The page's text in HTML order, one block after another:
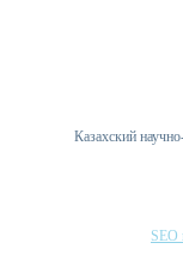
Казахский
SEO